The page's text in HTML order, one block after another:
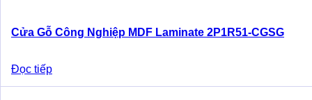
Cửa Gỗ Công Nghiệp MDF Laminate 2P1R51-CGSG
Đọc tiếp